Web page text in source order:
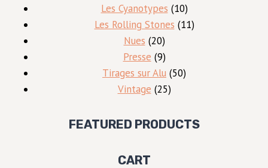
produits
Les Cyanotypes 1010
produits
Les Rolling Stones 1111
Nues 2020
produits
Presse 99
produits
Tirages sur Alu 5050
Vintage 2525
FEATURED PRODUCTS
CART